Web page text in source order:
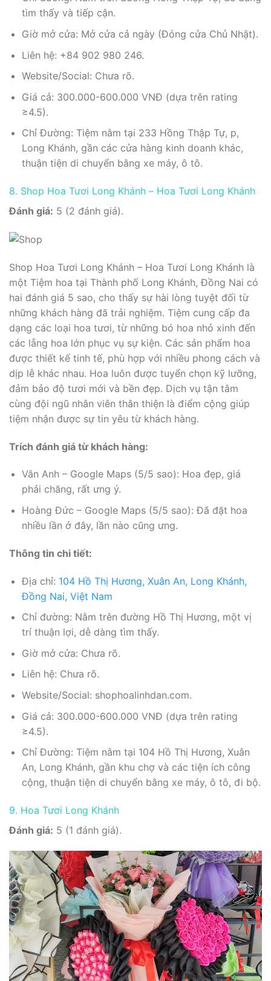
tìm thấy và tiếp cận.
Giờ mở cửa: Mở cửa cả ngày (Đóng cửa Chủ Nhật).
Liên hệ: +84 902 980 246.
Website/Social: Chưa rõ.
Giá cả: 300.000-600.000 VNĐ (dựa trên rating
≥4.5).
Chỉ Đường: Tiệm nằm tại 233 Hồng Thập Tự, p,
Long Khánh, gần các cửa hàng kinh doanh khác,
thuận tiện di chuyển bằng xe máy, ô tô.
8. Shop Hoa Tươi Long Khánh – Hoa Tươi Long Khánh
Đánh giá: 5 (2 đánh giá).
Shop Hoa Tươi Long Khánh – Hoa Tươi Long Khánh là
một Tiệm hoa tại Thành phố Long Khánh, Đồng Nai có
hai đánh giá 5 sao, cho thấy sự hài lòng tuyệt đối từ
những khách hàng đã trải nghiệm. Tiệm cung cấp đa
dạng các loại hoa tươi, từ những bó hoa nhỏ xinh đến
các lẵng hoa lớn phục vụ sự kiện. Các sản phẩm hoa
được thiết kế tinh tế, phù hợp với nhiều phong cách và
dịp lễ khác nhau. Hoa luôn được tuyển chọn kỹ lưỡng,
đảm bảo độ tươi mới và bền đẹp. Dịch vụ tận tâm
cùng đội ngũ nhân viên thân thiện là điểm cộng giúp
tiệm nhận được sự tin yêu từ khách hàng.
Trích đánh giá từ khách hàng:
Vân Anh – Google Maps (5/5 sao): Hoa đẹp, giá
phải chăng, rất ưng ý.
Hoàng Đức – Google Maps (5/5 sao): Đã đặt hoa
nhiều lần ở đây, lần nào cũng ưng.
Thông tin chi tiết:
Địa chỉ: 104 Hồ Thị Hương, Xuân An, Long Khánh,
Đồng Nai, Việt Nam
Chỉ đường: Nằm trên đường Hồ Thị Hương, một vị
trí thuận lợi, dễ dàng tìm thấy.
Giờ mở cửa: Chưa rõ.
Liên hệ: Chưa rõ.
Website/Social: shophoalinhdan.com.
Giá cả: 300.000-600.000 VNĐ (dựa trên rating
≥4.5).
Chỉ Đường: Tiệm nằm tại 104 Hồ Thị Hương, Xuân
An, Long Khánh, gần khu chợ và các tiện ích công
cộng, thuận tiện di chuyển bằng xe máy, ô tô, đi bộ.
9. Hoa Tươi Long Khánh
Đánh giá: 5 (1 đánh giá).